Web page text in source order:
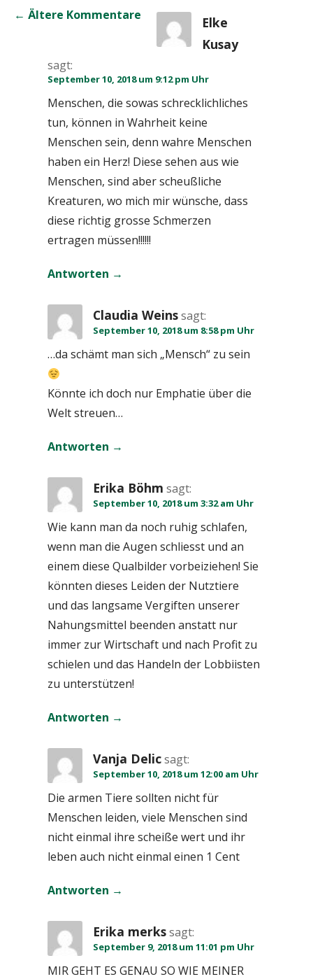
Kommentar-
← Ältere Kommentare
Elke
Kusay
sagt:
September 10, 2018 um 9:12 pm Uhr
Menschen, die sowas schrecklichliches
tun, können in Wahrheit keine
Menschen sein, denn wahre Menschen
haben ein Herz! Diese sehen aus wie
Menschen, sind aber scheußliche
Kreaturen, wo mich mir wünsche, dass
diese richtig grosse Schmerzen
ertragen müssen!!!!!!
Antworten
Claudia Weinssagt:
September 10, 2018 um 8:58 pm Uhr
…da schämt man sich „Mensch“ zu sein
Könnte ich doch nur Emphatie über die
Welt streuen…
Antworten
Erika Böhm sagt:
September 10, 2018 um 3:32 am Uhr
Wie kann man da noch ruhig schlafen,
wenn man die Augen schliesst und an
einem diese Qualbilder vorbeiziehen! Sie
könnten dieses Leiden der Nutztiere
und das langsame Vergiften unserer
Nahungsmittel beenden anstatt nur
immer zur Wirtschaft und nach Profit zu
schielen und das Handeln der Lobbiisten
zu unterstützen!
Antworten
Vanja Delicsagt:
September 10, 2018 um 12:00 am Uhr
Die armen Tiere sollten nicht für
Menschen leiden, viele Menschen sind
nicht einmal ihre scheiße wert und ihr
leben auch nicht einmal einen 1 Cent
Antworten
Erika merkssagt:
September 9, 2018 um 11:01 pm Uhr
MIR GEHT ES GENAU SO WIE MEINER